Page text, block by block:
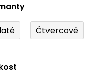
Čtvercové